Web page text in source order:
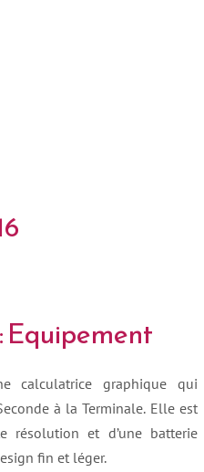
: Equipement
calculatrice graphique qui
à la Terminale. Elle est
résolution et d’une batterie
fin et léger.